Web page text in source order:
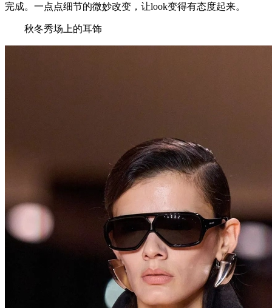
完成。一点点细节的微妙改变，让look变得有态度起来。
秋冬秀场上的耳饰